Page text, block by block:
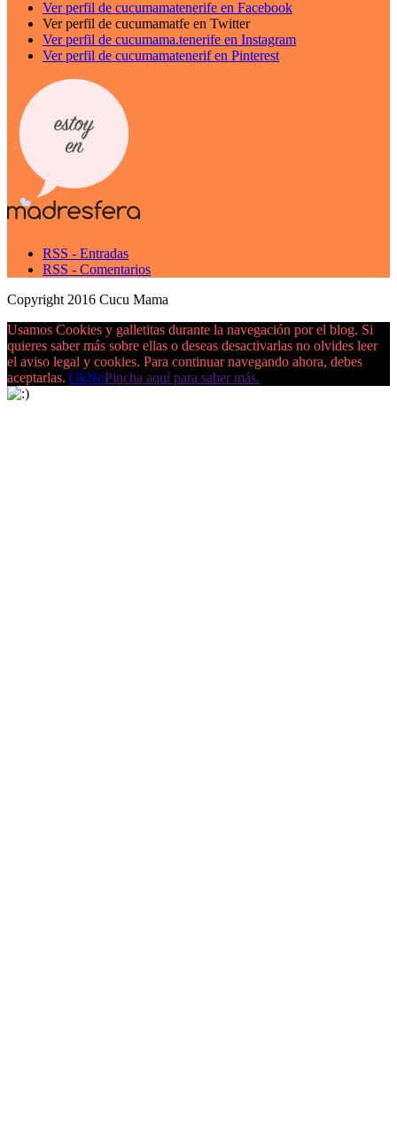
Ver perfil de cucumamatenerife en Facebook
Ver perfil de cucumamatfe en Twitter
Ver perfil de cucumama.tenerife en Instagram
Ver perfil de cucumamatenerif en Pinterest
RSS - Entradas
RSS - Comentarios
Copyright 2016 Cucu Mama
Usamos Cookies y galletitas durante la navegación por el blog. Si
quieres saber más sobre ellas o deseas desactivarlas no olvides leer
el aviso legal y cookies. Para continuar navegando ahora, debes
aceptarlas. OkNoPincha aquí para saber más.